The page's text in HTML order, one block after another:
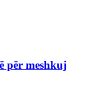
për meshkuj